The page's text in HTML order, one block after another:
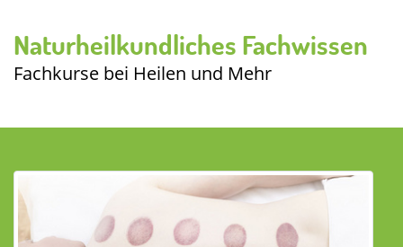
Naturheilkundliches Fachwissen
Fachkurse bei Heilen und Mehr